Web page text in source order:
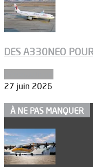
DES A330NEO
27 juin 2026
À NE PAS MANQUER